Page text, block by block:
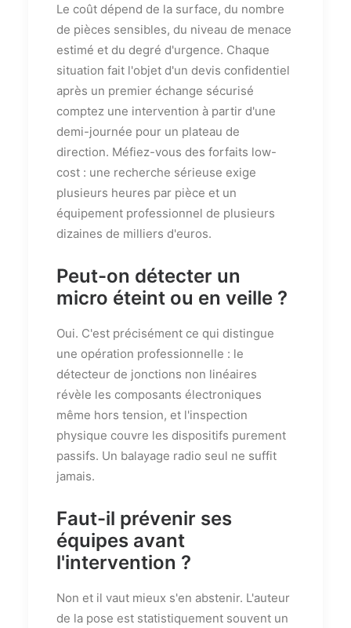
Le coût dépend de la surface, du nombre
de pièces sensibles, du niveau de menace
estimé et du degré d'urgence. Chaque
situation fait l'objet d'un devis confidentiel
après un premier échange sécurisé
comptez une intervention à partir d'une
demi-journée pour un plateau de
direction. Méfiez-vous des forfaits low-
cost : une recherche sérieuse exige
plusieurs heures par pièce et un
équipement professionnel de plusieurs
dizaines de milliers d'euros.
Peut-on détecter un
micro éteint ou en veille ?
Oui. C'est précisément ce qui distingue
une opération professionnelle : le
détecteur de jonctions non linéaires
révèle les composants électroniques
même hors tension, et l'inspection
physique couvre les dispositifs purement
passifs. Un balayage radio seul ne suffit
jamais.
Faut-il prévenir ses
équipes avant
l'intervention ?
Non et il vaut mieux s'en abstenir. L'auteur
de la pose est statistiquement souvent un